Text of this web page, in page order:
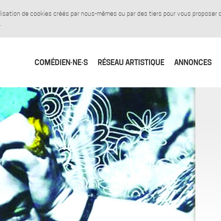
de cookies créés par nous-mêmes ou par des tiers pour vous proposer
.
COMÉDIEN·NE·S RÉSEAU ARTISTIQUE ANNONCES